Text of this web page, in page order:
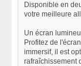
Disponible en
votre meilleure
Un écran
Profitez de
immersif, il est
rafraîchissement